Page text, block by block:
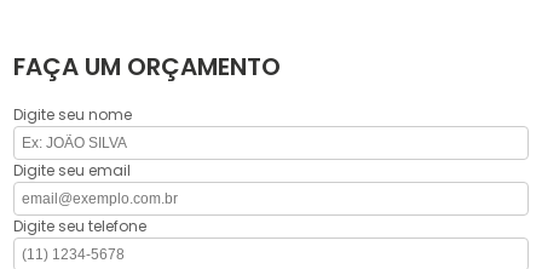
FAÇA UM ORÇAMENTO
Digite seu nome
Digite seu email
Digite seu telefone